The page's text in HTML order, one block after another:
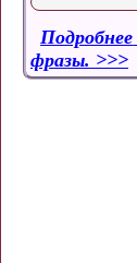
Подробнее
фразы.